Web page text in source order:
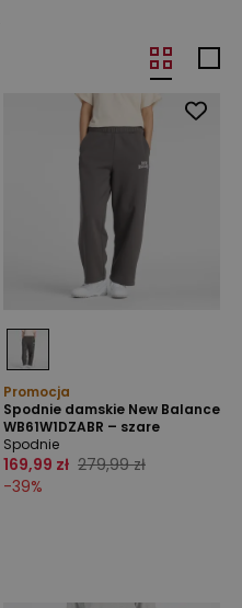
Promocja
Spodnie damskie New Balance
WB61W1DZABR – szare
Spodnie
169,99 zł 279,99 zł
-39%